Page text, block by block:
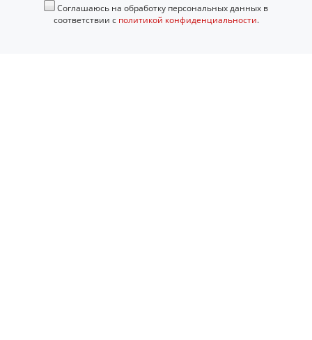
Соглашаюсь на обработку персональных данных в
соответствии с политикой конфиденциальности.